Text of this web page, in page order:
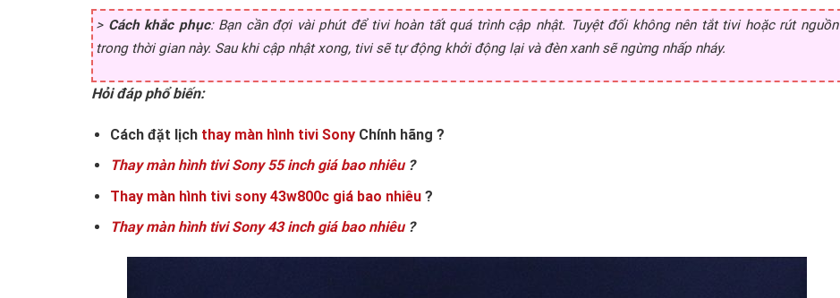
> Cách khắc phục: Bạn cần đợi vài phút để tivi hoàn tất quá trình cập nhật. Tuyệt đối không nên tắt tivi hoặc rút nguồn
trong thời gian này. Sau khi cập nhật xong, tivi sẽ tự động khởi động lại và đèn xanh sẽ ngừng nhấp nháy.
Hỏi đáp phổ biến:
Cách đặt lịch thay màn hình tivi SonyChính hãng ?
Thay màn hình tivi Sony 55 inch giá bao nhiêu?
Thay màn hình tivi sony 43w800c giá bao nhiêu?
Thay màn hình tivi Sony 43 inch giá bao nhiêu?